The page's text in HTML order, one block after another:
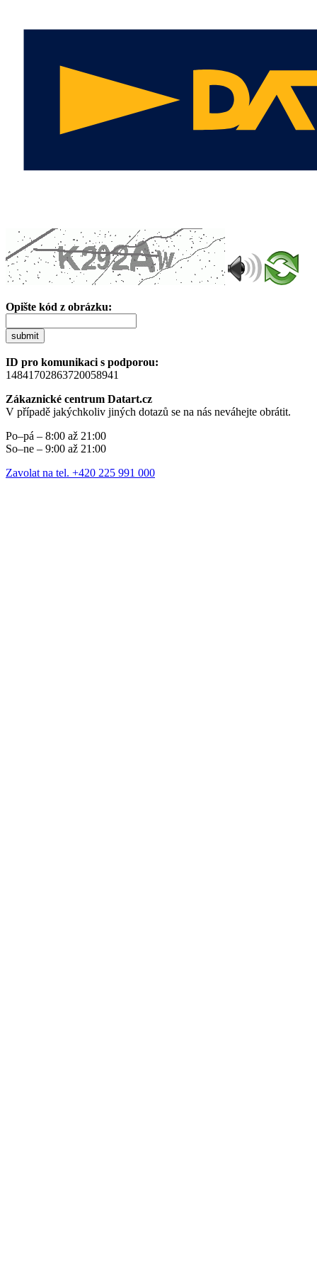
Opište kód z obrázku:
submit
ID pro komunikaci s podporou:
14841702863720058941
Zákaznické centrum Datart.cz
V případě jakýchkoliv jiných dotazů se na nás neváhejte obrátit.
Po–pá – 8:00 až 21:00
So–ne – 9:00 až 21:00
Zavolat na tel. +420 225 991 000